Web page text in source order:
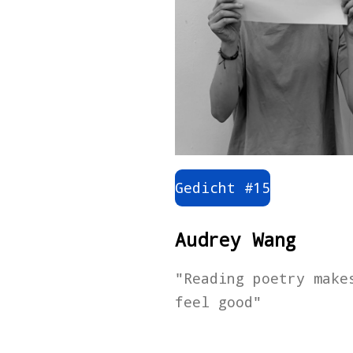
Gedicht #15
Audrey Wang
"Reading poetry
feel good"